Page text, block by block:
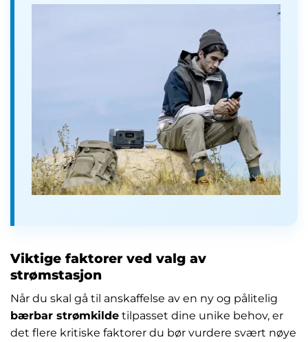
Viktige faktorer ved valg av
strømstasjon
Når du skal gå til anskaffelse av en ny og pålitelig
bærbar strømkilde tilpasset dine unike behov, er
det flere kritiske faktorer du bør vurdere svært nøye